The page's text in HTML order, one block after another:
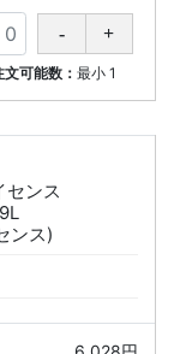
文可能数：最小 1
センス
ンス)